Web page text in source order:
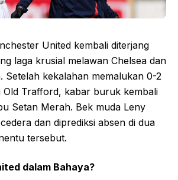
United kembali diterjang
laga krusial melawan Chelsea dan
Setelah kekalahan memalukan 0-2
Old Trafford, kabar buruk kembali
Setan Merah. Bek muda Leny
dan diprediksi absen di dua
tersebut.
dalam Bahaya?